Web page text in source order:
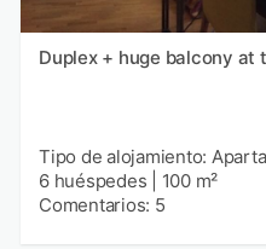
Duplex + huge balcony at
Tipo de alojamiento:
6 huéspedes
100 m²
Comentarios: 5